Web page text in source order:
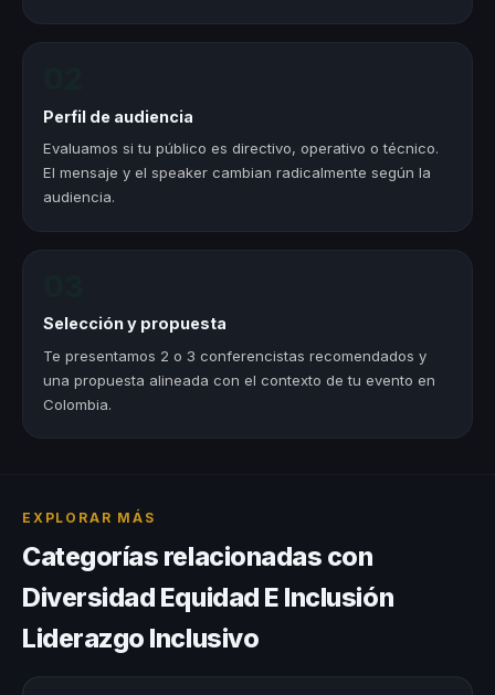
Perfil de audiencia
Evaluamos si tu público es directivo, operativo o técnico.
El mensaje y el speaker cambian radicalmente según la
audiencia.
Selección y propuesta
Te presentamos 2 o 3 conferencistas recomendados y
una propuesta alineada con el contexto de tu evento en
Colombia.
EXPLORAR MÁS
Categorías relacionadas con
Diversidad Equidad E Inclusión
Liderazgo Inclusivo